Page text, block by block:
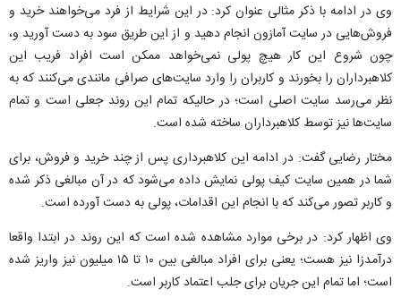
وی در ادامه با ذکر مثالی عنوان کرد: در این شرایط از فرد می‌خواهند خرید و
فروش‌هایی در سایت آمازون انجام دهید و از این طریق سود به دست آورید و،
چون شروع این کار هیچ پولی نمی‌خواهد ممکن است افراد فریب این
کلاهبرداران را بخورند و کاربران را وارد سایت‌های صرافی مانندی می‌کنند که به
نظر می‌رسد سایت اصلی است؛ در حالیکه تمام این روند جعلی است و تمام
سایت‌ها نیز توسط کلاهبرداران ساخته شده است.
مختار رضایی گفت: در ادامه این کلاهبرداری پس از چند خرید و فروش، برای
شما در همین سایت کیف پولی نمایش داده می‌شود که در آن مبالغی ذکر شده
و کاربر تصور می‌کند که با انجام این اقدامات، پولی به دست آورده است.
وی اظهار کرد: در برخی موارد مشاهده شده است که این روند در ابتدا واقعا
درآمدزا نیز هست؛ یعنی برای افراد مبالغی بین ۱۰ تا ۱۵ میلیون نیز واریز شده
است؛ اما تمام این جریان برای جلب اعتماد کاربر است.